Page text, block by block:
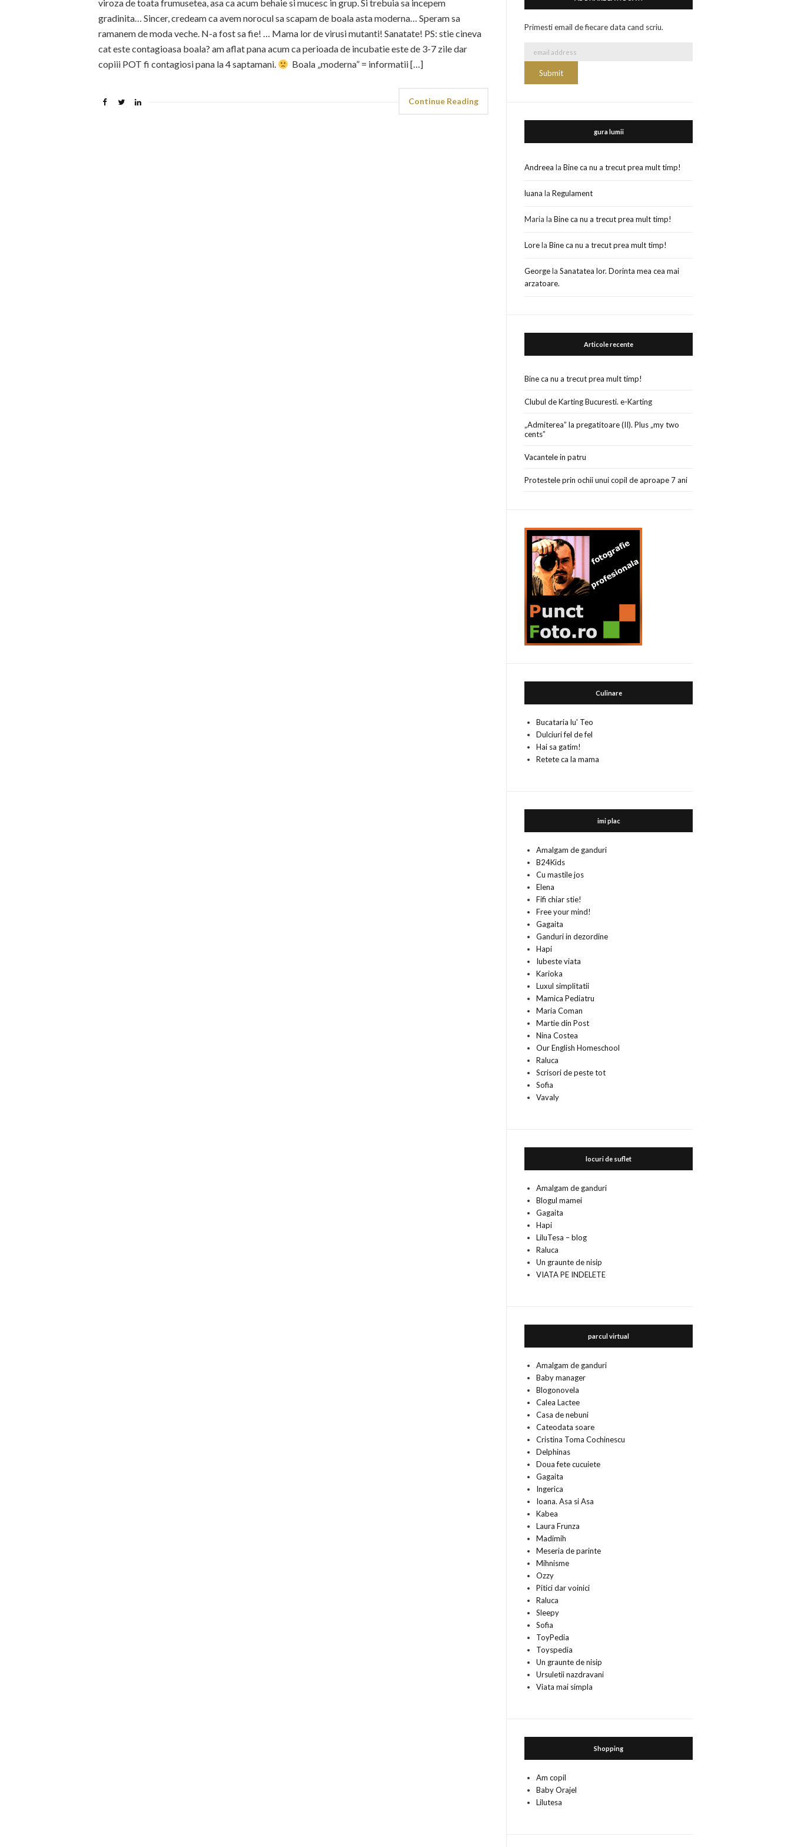
viroza de toata frumusetea, asa ca acum behaie si mucesc in grup. Si trebuia sa incepem
gradinita… Sincer, credeam ca avem norocul sa scapam de boala asta moderna… Speram sa
ramanem de moda veche. N-a fost sa fie! … Mama lor de virusi mutanti! Sanatate! PS: stie cineva
cat este contagioasa boala? am aflat pana acum ca perioada de incubatie este de 3-7 zile dar
copiii POT fi contagiosi pana la 4 saptamani.
Boala „moderna” = informatii […]
Continue Reading
Primesti email de fiecare data cand scriu.
gura lumii
Andreea laBine ca nu a trecut prea mult timp!
luana laRegulament
Maria laBine ca nu a trecut prea mult timp!
LorelaBine ca nu a trecut prea mult timp!
GeorgelaSanatatea lor. Dorinta mea cea mai
arzatoare.
Articole recente
Bine ca nu a trecut prea mult timp!
Clubul de Karting Bucuresti. e-Karting
„Admiterea” la pregatitoare (II). Plus „my two
cents”
Vacantele in patru
Protestele prin ochii unui copil de aproape 7 ani
Culinare
Bucataria lu' Teo
Dulciuri fel de fel
Hai sa gatim!
Retete ca la mama
imi plac
Amalgam de ganduri
B24Kids
Cu mastile jos
Elena
Fifi chiar stie!
Free your mind!
Gagaita
Ganduri in dezordine
Hapi
Iubeste viata
Karioka
Luxul simplitatii
Mamica Pediatru
Maria Coman
Martie din Post
Nina Costea
Our English Homeschool
Raluca
Scrisori de peste tot
Sofia
Vavaly
locuri de suflet
Amalgam de ganduri
Blogul mamei
Gagaita
Hapi
LiluTesa – blog
Raluca
Un graunte de nisip
VIATA PE INDELETE
parcul virtual
Amalgam de ganduri
Baby manager
Blogonovela
Calea Lactee
Casa de nebuni
Cateodata soare
Cristina Toma Cochinescu
Delphinas
Doua fete cucuiete
Gagaita
Ingerica
Ioana. Asa si Asa
Kabea
Laura Frunza
Madimih
Meseria de parinte
Mihnisme
Ozzy
Pitici dar voinici
Raluca
Sleepy
Sofia
ToyPedia
Toyspedia
Un graunte de nisip
Ursuletii nazdravani
Viata mai simpla
Shopping
Am copil
Baby Orajel
Lilutesa